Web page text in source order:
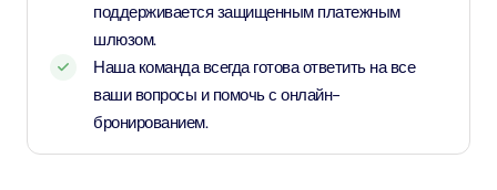
поддерживается защищенным платежным
шлюзом.
Наша команда всегда готова ответить на все
ваши вопросы и помочь с онлайн-
бронированием.